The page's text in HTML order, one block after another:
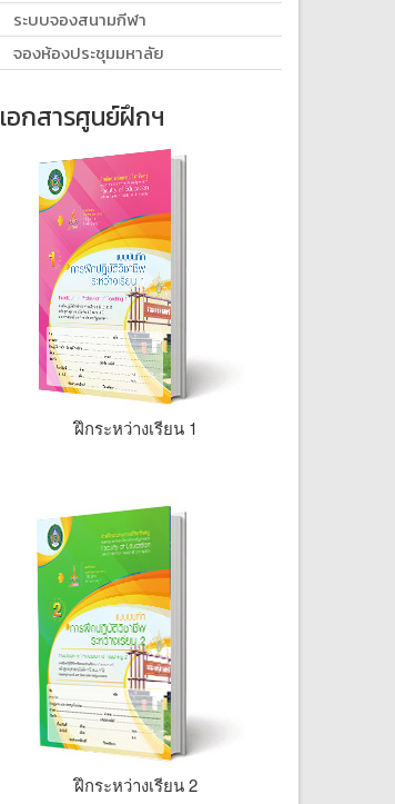
ระบบจองสนามกีฬา
จองห้องประชุมมหาลัย
เอกสารศูนย์ฝึกฯ
ฝึกระหว่างเรียน 1
ฝึกระหว่างเรียน 2